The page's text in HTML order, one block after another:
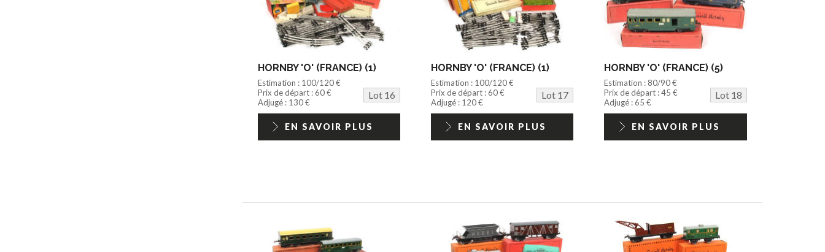
HORNBY 'O' (FRANCE) (1)
Estimation : 100/120 €
Prix de départ : 60 €
Lot 16
Adjugé : 130 €
EN SAVOIR PLUS
HORNBY 'O' (FRANCE) (1)
Estimation : 100/120 €
Prix de départ : 60 €
Lot 17
Adjugé : 120 €
EN SAVOIR PLUS
HORNBY 'O' (FRANCE) (5)
Estimation : 80/90 €
Prix de départ : 45 €
Lot 18
Adjugé : 65 €
EN SAVOIR PLUS